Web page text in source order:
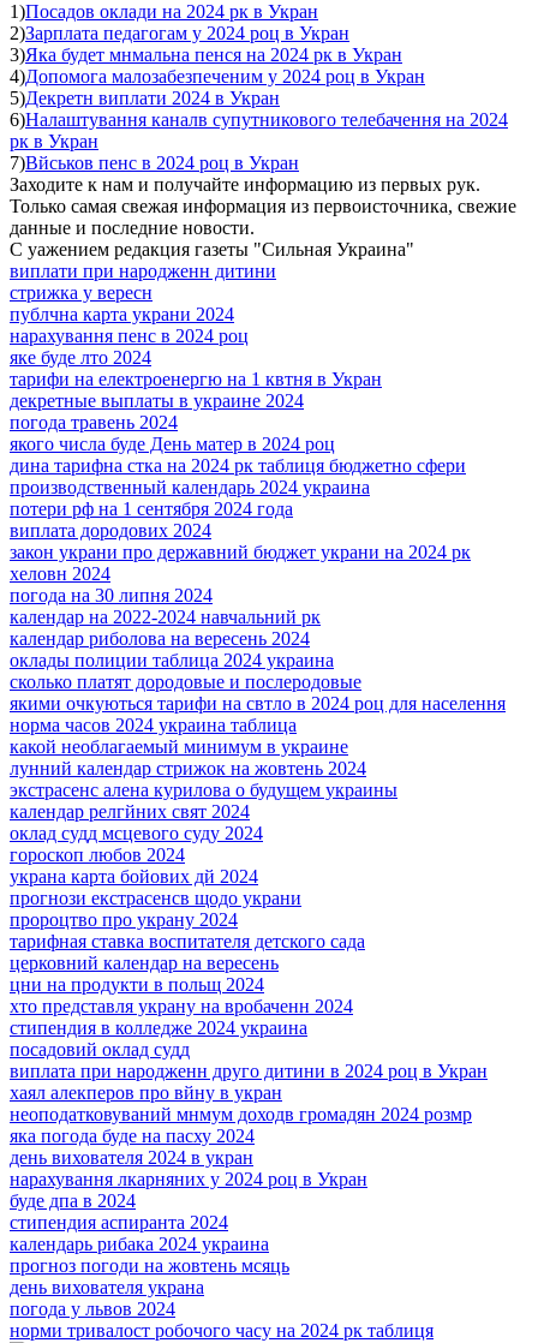
1)Посадов оклади на 2024 рк в Укран
2)Зарплата педагогам у 2024 роц в Укран
3)Яка будет мнмальна пенся на 2024 рк в Укран
4)Допомога малозабезпеченим у 2024 роц в Укран
5)Декретн виплати 2024 в Укран
6)Налаштування каналв супутникового телебачення на 2024
рк в Укран
7)Вйськов пенс в 2024 роц в Укран
Заходите к нам и получайте информацию из первых рук.
Только самая свежая информация из первоисточника, свежие
данные и последние новости.
С уажением редакция газеты "Сильная Украина"
виплати при народженн дитини
стрижка у вересн
публчна карта украни 2024
нарахування пенс в 2024 роц
яке буде лто 2024
тарифи на електроенергю на 1 квтня в Укран
декретные выплаты в украине 2024
погода травень 2024
якого числа буде День матер в 2024 роц
дина тарифна стка на 2024 рк таблиця бюджетно сфери
производственный календарь 2024 украина
потери рф на 1 сентября 2024 года
виплата дородових 2024
закон украни про державний бюджет украни на 2024 рк
хеловн 2024
погода на 30 липня 2024
календар на 2022-2024 навчальний рк
календар риболова на вересень 2024
оклады полиции таблица 2024 украина
сколько платят дородовые и послеродовые
якими очкуються тарифи на свтло в 2024 роц для населення
норма часов 2024 украина таблица
какой необлагаемый минимум в украине
лунний календар стрижок на жовтень 2024
экстрасенс алена курилова о будущем украины
календар релгйних свят 2024
оклад судд мсцевого суду 2024
гороскоп любов 2024
украна карта бойових дй 2024
прогнози екстрасенсв щодо украни
пророцтво про украну 2024
тарифная ставка воспитателя детского сада
церковний календар на вересень
цни на продукти в польщ 2024
хто представля украну на вробаченн 2024
стипендия в колледже 2024 украина
посадовий оклад судд
виплата при народженн друго дитини в 2024 роц в Укран
хаял алекперов про вйну в укран
неоподатковуваний мнмум доходв громадян 2024 розмр
яка погода буде на пасху 2024
день вихователя 2024 в укран
нарахування лкарняних у 2024 роц в Укран
буде дпа в 2024
стипендия аспиранта 2024
календарь рибака 2024 украина
прогноз погоди на жовтень мсяць
день вихователя украна
погода у львов 2024
норми тривалост робочого часу на 2024 рк таблиця